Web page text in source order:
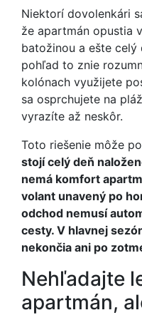
Niektorí dovolenkári
že apartmán opustia
batožinou a ešte
pohľad to znie
kolónach využijete
sa osprchujete na
vyrazíte až neskôr.
Toto riešenie môže
stojí celý deň
nemá komfort
volant unavený po
odchod nemusí
cesty. V hlavnej
nekončia ani po
Nehľadajte
apartmán,